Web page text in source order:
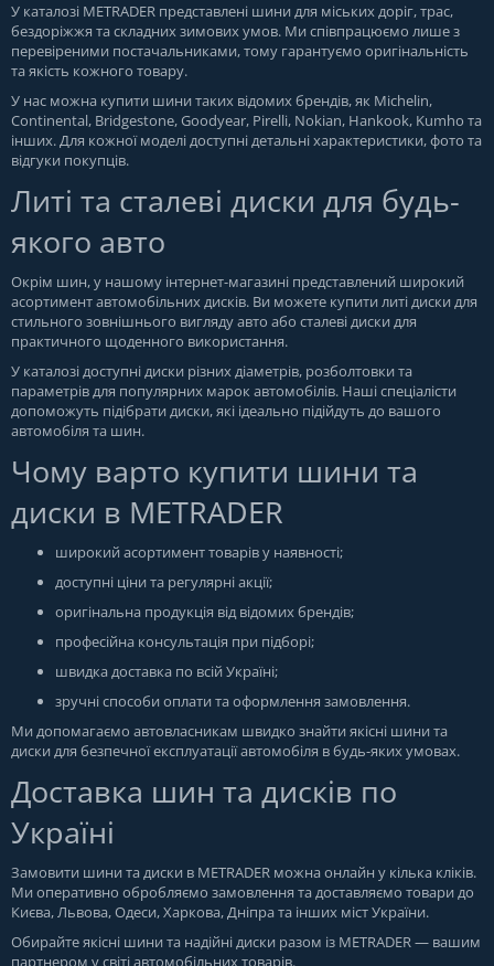
У каталозі METRADER представлені шини для міських доріг, трас,
бездоріжжя та складних зимових умов. Ми співпрацюємо лише з
перевіреними постачальниками, тому гарантуємо оригінальність
та якість кожного товару.
У нас можна купити шини таких відомих брендів, як Michelin,
Continental, Bridgestone, Goodyear, Pirelli, Nokian, Hankook, Kumho та
інших. Для кожної моделі доступні детальні характеристики, фото та
відгуки покупців.
Литі та сталеві диски для будь-
якого авто
Окрім шин, у нашому інтернет-магазині представлений широкий
асортимент автомобільних дисків. Ви можете купити литі диски для
стильного зовнішнього вигляду авто або сталеві диски для
практичного щоденного використання.
У каталозі доступні диски різних діаметрів, розболтовки та
параметрів для популярних марок автомобілів. Наші спеціалісти
допоможуть підібрати диски, які ідеально підійдуть до вашого
автомобіля та шин.
Чому варто купити шини та
диски в METRADER
широкий асортимент товарів у наявності;
доступні ціни та регулярні акції;
оригінальна продукція від відомих брендів;
професійна консультація при підборі;
швидка доставка по всій Україні;
зручні способи оплати та оформлення замовлення.
Ми допомагаємо автовласникам швидко знайти якісні шини та
диски для безпечної експлуатації автомобіля в будь-яких умовах.
Доставка шин та дисків по
Україні
Замовити шини та диски в METRADER можна онлайн у кілька кліків.
Ми оперативно обробляємо замовлення та доставляємо товари до
Києва, Львова, Одеси, Харкова, Дніпра та інших міст України.
Обирайте якісні шини та надійні диски разом із METRADER — вашим
партнером у світі автомобільних товарів.